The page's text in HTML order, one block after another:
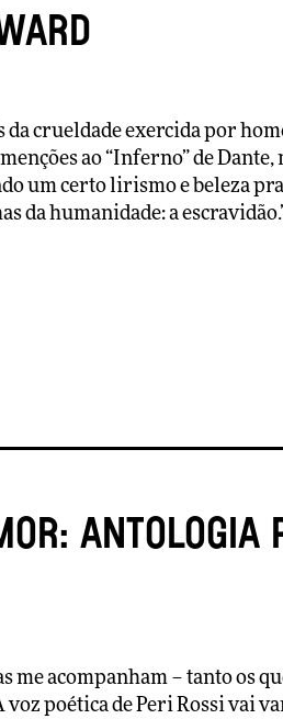
da crueldade exercida por
ao “Inferno” de Dante,
um certo lirismo e beleza
da humanidade: a
antologia
me acompanham – tanto os
poética de Peri Rossi vai